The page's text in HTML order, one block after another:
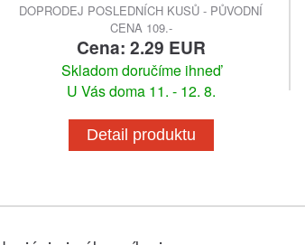
DOPRODEJ POSLEDNÍCH KUSŮ - PŮVODNÍ
CENA 109.-
Cena: 2.29 EUR
Skladom doručíme ihneď
U Vás doma 11. - 12. 8.
Detail produktu